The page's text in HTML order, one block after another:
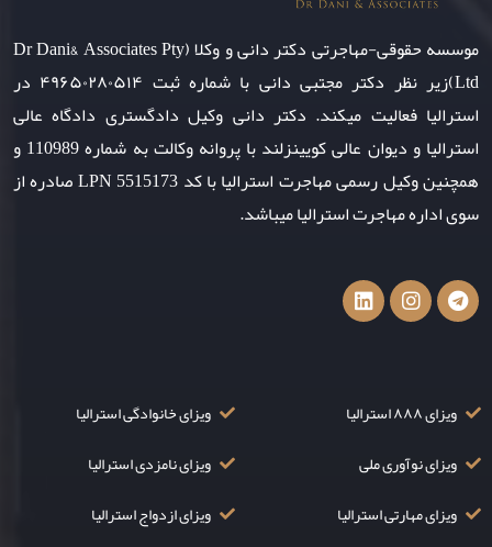
موسسه حقوقی-مهاجرتی دکتر دانی و وکلا (Dr Dani& Associates Pty
Ltd)زیر نظر دکتر مجتبی دانی با شماره ثبت ۴۹۶۵۰۲۸۰۵۱۴ در
استرالیا فعالیت میکند. دکتر دانی وکیل دادگستری دادگاه عالی
استرالیا و دیوان عالی کویینزلند با پروانه وکالت به شماره 110989 و
همچنین وکیل رسمی مهاجرت استرالیا با کد LPN 5515173 صادره از
سوی اداره مهاجرت استرالیا میباشد.
ویزای ۸۸۸ استرالیا
ویزای نوآوری ملی
ویزای مهارتی استرالیا
ویزای خانوادگی استرالیا
ویزای نامزدی استرالیا
ویزای ازدواج استرالیا